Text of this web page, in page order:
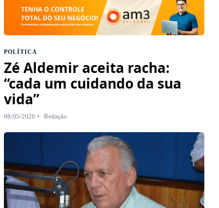
POLÍTICA
Zé Aldemir aceita racha:
“cada um cuidando da sua
vida”
08/05/2026 Redação